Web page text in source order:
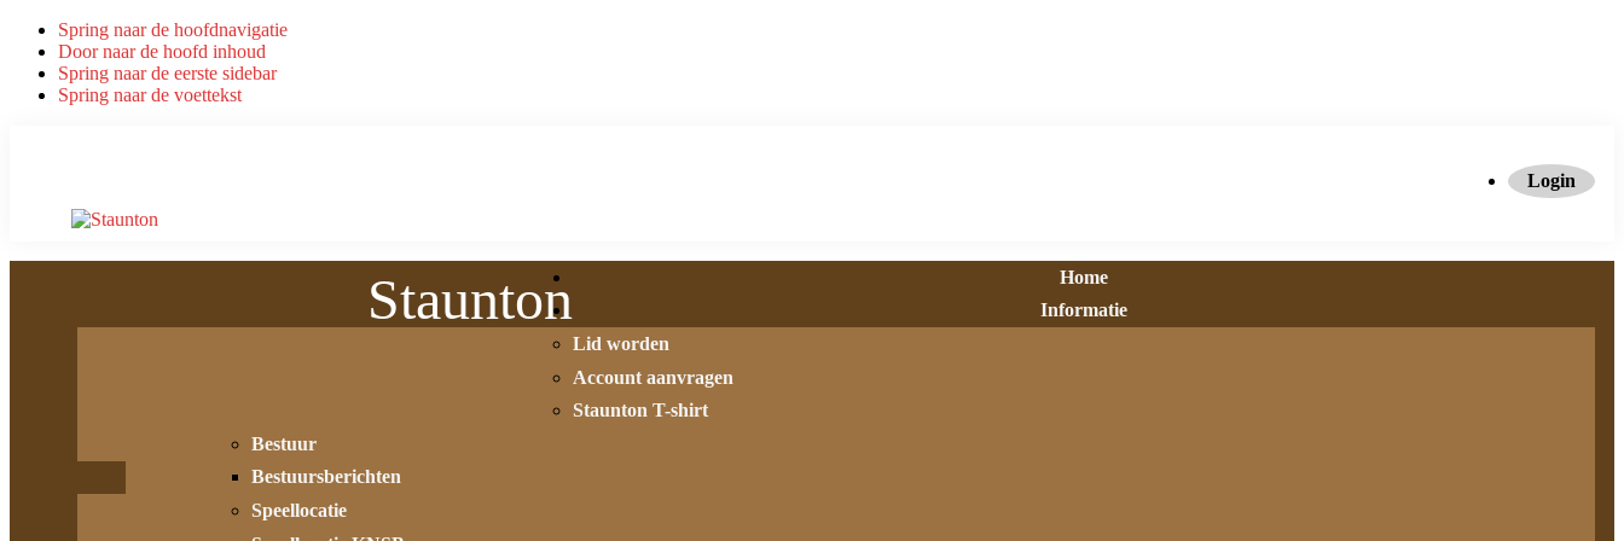
Spring naar de hoofdnavigatie
Door naar de hoofd inhoud
Spring naar de eerste sidebar
Spring naar de voettekst
Login
Staunton
Home
Informatie
Lid worden
Account aanvragen
Staunton T-shirt
Bestuur
Bestuursberichten
Speellocatie